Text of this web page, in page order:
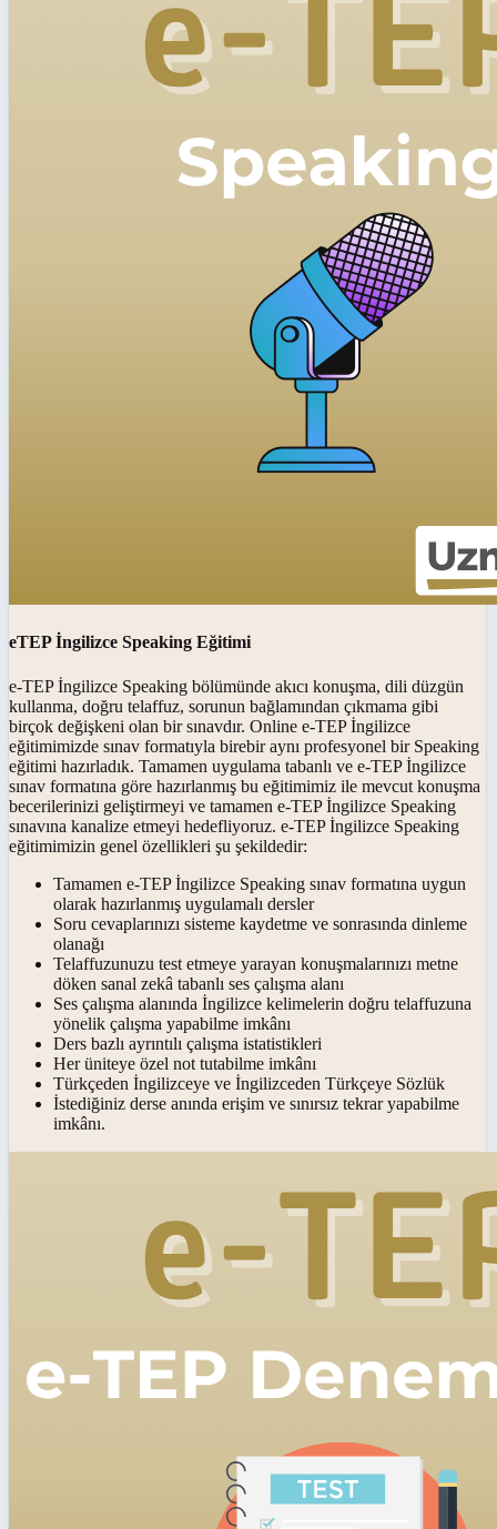
eTEP İngilizce Speaking Eğitimi
e-TEP İngilizce Speaking bölümünde akıcı konuşma, dili düzgün
kullanma, doğru telaffuz, sorunun bağlamından çıkmama gibi
birçok değişkeni olan bir sınavdır. Online e-TEP İngilizce
eğitimimizde sınav formatıyla birebir aynı profesyonel bir Speaking
eğitimi hazırladık. Tamamen uygulama tabanlı ve e-TEP İngilizce
sınav formatına göre hazırlanmış bu eğitimimiz ile mevcut konuşma
becerilerinizi geliştirmeyi ve tamamen e-TEP İngilizce Speaking
sınavına kanalize etmeyi hedefliyoruz. e-TEP İngilizce Speaking
eğitimimizin genel özellikleri şu şekildedir:
Tamamen e-TEP İngilizce Speaking sınav formatına uygun
olarak hazırlanmış uygulamalı dersler
Soru cevaplarınızı sisteme kaydetme ve sonrasında dinleme
olanağı
Telaffuzunuzu test etmeye yarayan konuşmalarınızı metne
döken sanal zekâ tabanlı ses çalışma alanı
Ses çalışma alanında İngilizce kelimelerin doğru telaffuzuna
yönelik çalışma yapabilme imkânı
Ders bazlı ayrıntılı çalışma istatistikleri
Her üniteye özel not tutabilme imkânı
Türkçeden İngilizceye ve İngilizceden Türkçeye Sözlük
İstediğiniz derse anında erişim ve sınırsız tekrar yapabilme
imkânı.